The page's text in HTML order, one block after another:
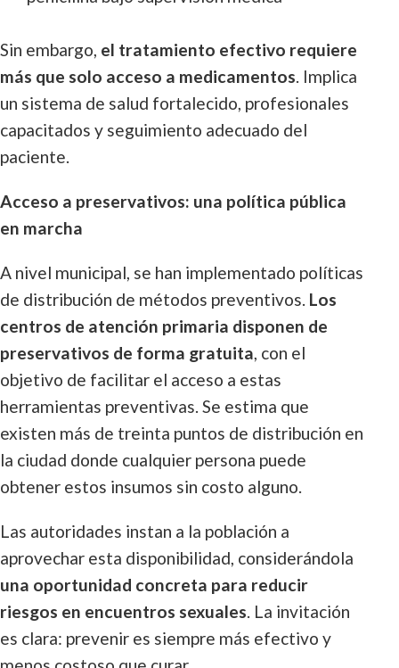
Sin embargo, el tratamiento efectivo requiere
más que solo acceso a medicamentos. Implica
un sistema de salud fortalecido, profesionales
capacitados y seguimiento adecuado del
paciente.
Acceso a preservativos: una política pública
en marcha
A nivel municipal, se han implementado políticas
de distribución de métodos preventivos. Los
centros de atención primaria disponen de
preservativos de forma gratuita, con el
objetivo de facilitar el acceso a estas
herramientas preventivas. Se estima que
existen más de treinta puntos de distribución en
la ciudad donde cualquier persona puede
obtener estos insumos sin costo alguno.
Las autoridades instan a la población a
aprovechar esta disponibilidad, considerándola
una oportunidad concreta para reducir
riesgos en encuentros sexuales. La invitación
es clara: prevenir es siempre más efectivo y